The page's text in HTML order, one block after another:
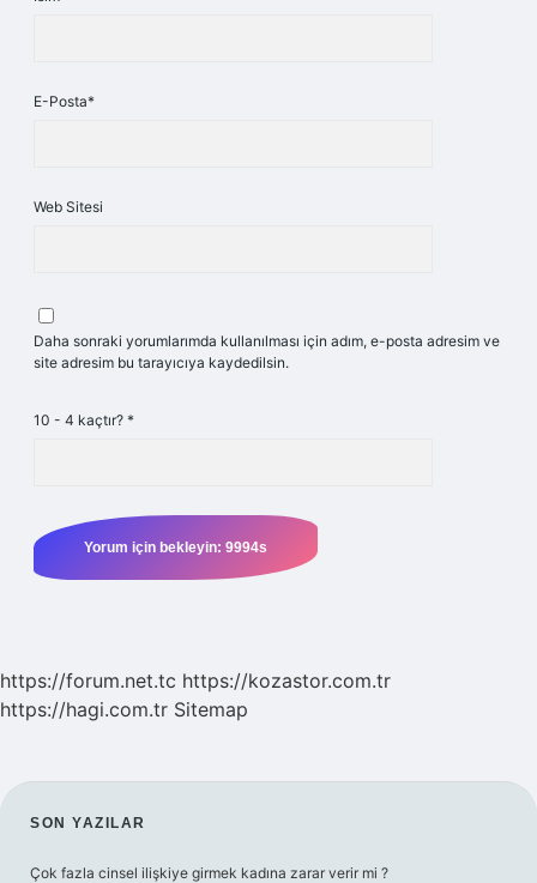
E-Posta*
Web Sitesi
Daha sonraki yorumlarımda kullanılması için adım, e-posta adresim ve
site adresim bu tarayıcıya kaydedilsin.
10 - 4 kaçtır? *
https://forum.net.tc https://kozastor.com.tr
https://hagi.com.tr Sitemap
SIDEBAR
SON YAZILAR
Çok fazla cinsel ilişkiye girmek kadına zarar verir mi ?